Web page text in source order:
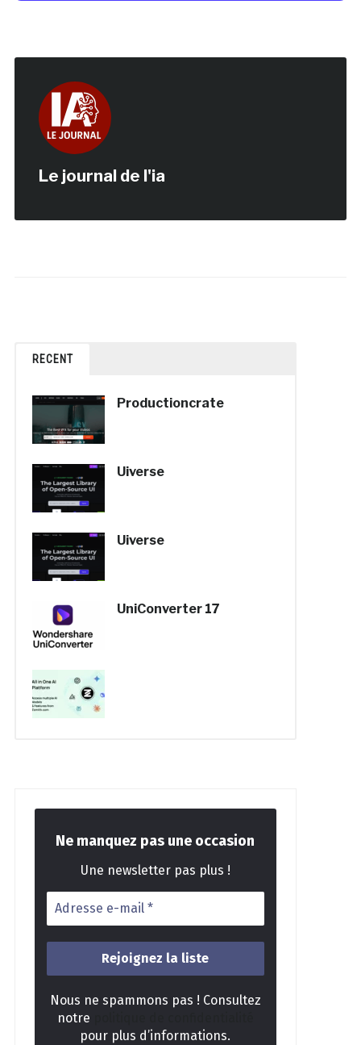
Le journal de l'ia
RECENT
Productioncrate
Uiverse
Uiverse
UniConverter 17
Ne manquez pas une occasion
Une newsletter pas plus !
Nous ne spammons pas ! Consultez
notre
pour plus d’informations.